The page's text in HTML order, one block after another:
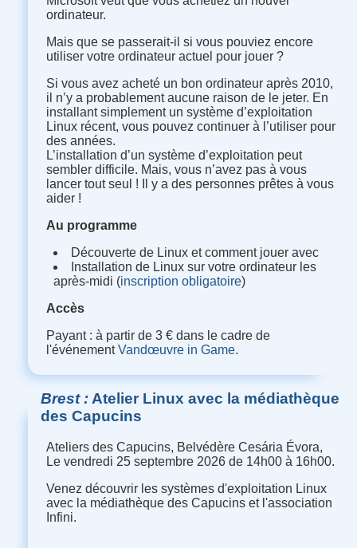
ordinateur.
Mais que se passerait-il si vous pouviez encore
utiliser votre ordinateur actuel pour jouer ?
Si vous avez acheté un bon ordinateur après 2010,
il n’y a probablement aucune raison de le jeter. En
installant simplement un système d’exploitation
Linux récent, vous pouvez continuer à l’utiliser pour
des années.
L’installation d’un système d’exploitation peut
sembler difficile. Mais, vous n’avez pas à vous
lancer tout seul ! Il y a des personnes prêtes à vous
aider !
Au programme
Découverte de Linux et comment jouer avec
Installation de Linux sur votre ordinateur les
après-midi (inscription obligatoire)
Accès
Payant : à partir de 3 € dans le cadre de
l'événementVandœuvre in Game.
Brest Atelier Linux avec la médiathèque
des Capucins
Ateliers des Capucins, Belvédère Cesária Évora,
Le vendredi 25 septembre 2026 de 14h00 à 16h00.
Venez découvrir les systèmes d'exploitation Linux
avec la médiathèque des Capucins et l'association
Infini.